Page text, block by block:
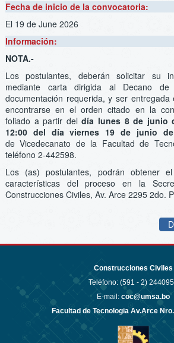
Fecha de inicio de la convocatoria:
El 19 de June 2026
Información:
NOTA.-
Los postulantes, deberán solicitar su
mediante carta dirigida al Decano
documentación requerida, y ser
encontrarse en el orden citado en la
foliado a partir deldía lunes 8 de junio
12:00 del día viernes 19 de junio
de Vicedecanato de la Facultad de
teléfono 2-442598.
Los (as) postulantes, podrán obtener
características del proceso en la
Construcciones Civiles, Av. Arce 2295 2do.
Construcciones Civiles
Teléfono: (591 - 2)
E-mail: coc@umsa.bo
Facultad de Tecnologia Av.Arce